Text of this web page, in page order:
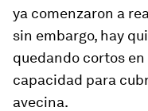
ya comenzaron a
sin embargo, hay
quedando cortos
capacidad para
avecina.